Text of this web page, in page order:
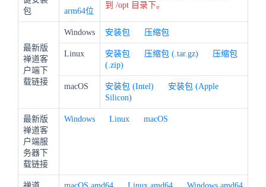
包
arm64位
到 /opt 目录下。
最新版
禅道客
户端下
载链接
Windows 安装包 压缩包
Linux 安装包 压缩包 (.tar.gz)
压缩包
(.zip)
macOS 安装包 (Intel)
安装包 (Apple
Silicon)
最新版
禅道客
户端服
务器下
载链接
Windows Linux macOS